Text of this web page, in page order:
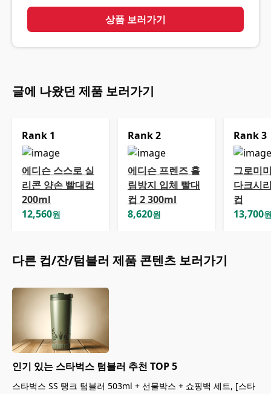
상품 보러가기
글에 나왔던 제품 보러가기
Rank 1
에디슨 스스로 실
리콘 양손 빨대컵
200ml
12,560원
Rank2
에디슨 프렌즈 흘
림방지 입체 빨대
컵 2 300ml
8,620원
Rank3
그로미
다크시
컵
13,700
다른 컵/잔/텀블러 제품 콘텐츠 보러가기
인기 있는 스타벅스 텀블러 추천 TOP 5
스타벅스 SS 탱크 텀블러 503ml + 선물박스 + 쇼핑백 세트, [스타